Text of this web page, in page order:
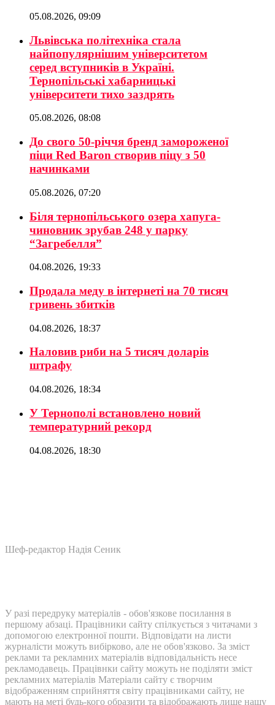
05.08.2026, 09:09
Львівська політехніка стала
найпопулярнішим університетом
серед вступників в Україні.
Тернопільські хабарницькі
університети тихо заздрять
05.08.2026, 08:08
До свого 50-річчя бренд замороженої
піци Red Baron створив піцу з 50
начинками
05.08.2026, 07:20
Біля тернопільського озера хапуга-
чиновник зрубав 248 у парку
“Загребелля”
04.08.2026, 19:33
Продала меду в інтернеті на 70 тисяч
гривень збитків
04.08.2026, 18:37
Наловив риби на 5 тисяч доларів
штрафу
04.08.2026, 18:34
У Тернополі встановлено новий
температурний рекорд
04.08.2026, 18:30
Шеф-редактор Надія Сеник
У разі передруку матеріалів - обов'язкове посилання в
першому абзаці. Працівники сайту спілкується з читачами з
допомогою електронної пошти. Відповідати на листи
журналісти можуть вибірково, але не обов'язково. За зміст
реклами та рекламних матеріалів відповідальність несе
рекламодавець. Працівнки сайту можуть не поділяти зміст
рекламних матеріалів Матеріали сайту є творчим
відображенням сприйняття світу працівниками сайту, не
мають на меті будь-кого образити та відображають лише нашу